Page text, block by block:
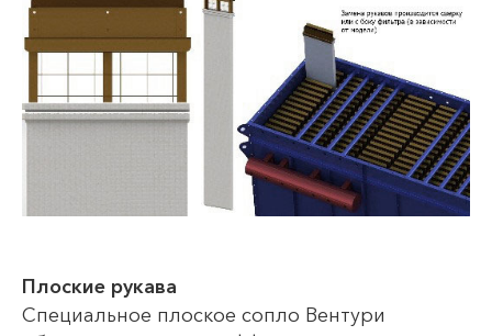
Плоские рукава
Специальное плоское сопло Вентури